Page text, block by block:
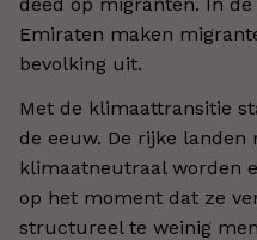
Emiraten maken
bevolking uit.
Met de klimaattransitie
de eeuw. De rijke landen
klimaatneutraal worden
op het moment dat ze
structureel te weinig